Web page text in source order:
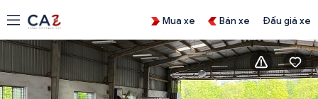
Mua xe Bán xe Đấu giá xe